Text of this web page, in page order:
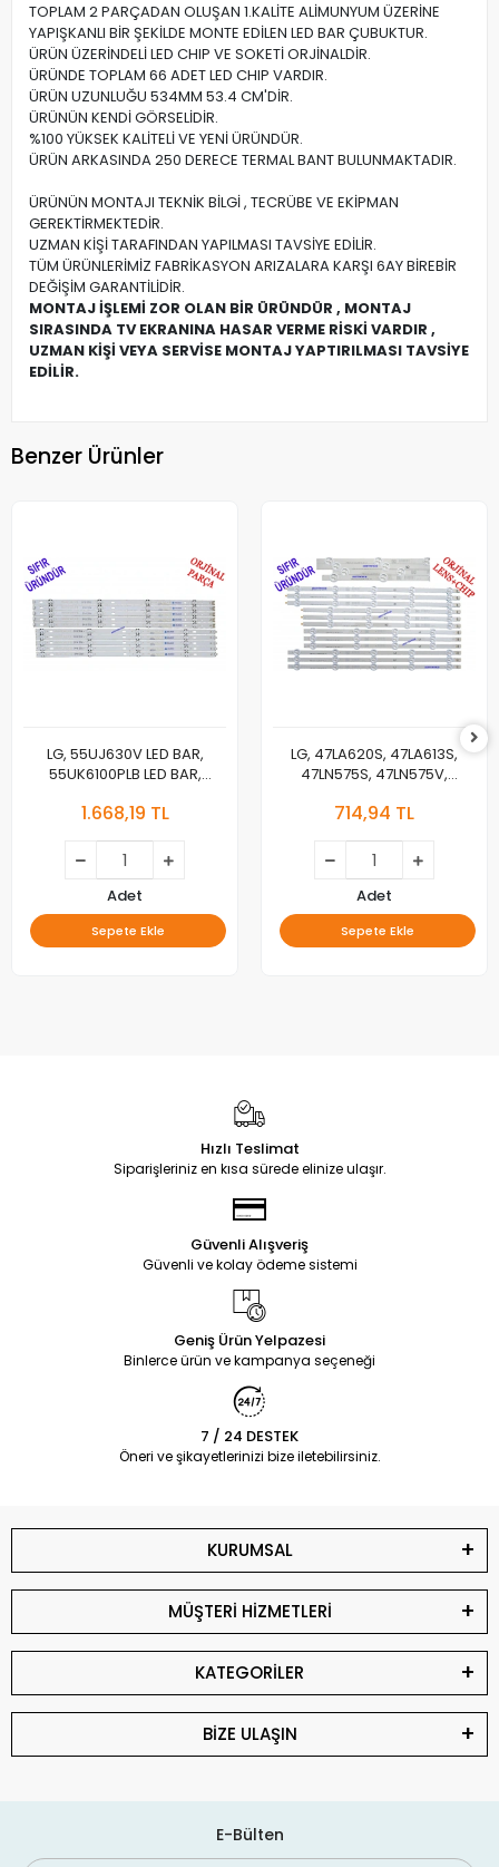
TOPLAM 2 PARÇADAN OLUŞAN 1.KALİTE ALİMUNYUM ÜZERİNE
YAPIŞKANLI BİR ŞEKİLDE MONTE EDİLEN LED BAR ÇUBUKTUR.
ÜRÜN ÜZERİNDELİ LED CHIP VE SOKETİ ORJİNALDİR.
ÜRÜNDE TOPLAM 66 ADET LED CHIP VARDIR.
ÜRÜN UZUNLUĞU 534MM 53.4 CM'DİR.
ÜRÜNÜN KENDİ GÖRSELİDİR.
%100 YÜKSEK KALİTELİ VE YENİ ÜRÜNDÜR.
ÜRÜN ARKASINDA 250 DERECE TERMAL BANT BULUNMAKTADIR.
ÜRÜNÜN MONTAJI TEKNİK BİLGİ , TECRÜBE VE EKİPMAN
GEREKTİRMEKTEDİR.
UZMAN KİŞİ TARAFINDAN YAPILMASI TAVSİYE EDİLİR.
TÜM ÜRÜNLERİMİZ FABRİKASYON ARIZALARA KARŞI 6AY BİREBİR
DEĞİŞİM GARANTİLİDİR.
MONTAJ İŞLEMİ ZOR OLAN BİR ÜRÜNDÜR , MONTAJ
SIRASINDA TV EKRANINA HASAR VERME RİSKİ VARDIR ,
UZMAN KİŞİ VEYA SERVİSE MONTAJ YAPTIRILMASI TAVSİYE
EDİLİR.
Benzer Ürünler
LG, 55UJ630V LED BAR,
55UK6100PLB LED BAR,
55LJ55_FHD_A,
55LJ55_FHD_B, LED BAR
1.668,19 TL
Adet
Sepete Ekle
LG, 47LA620S, 47LA613S,
47LN575S, 47LN575V,
BACKLIGHT, 6916L-1259A,
1261A,6916L-1262A,
LC470DUE-SFU1
714,94 TL
Adet
Sepete Ekle
Hızlı Teslimat
Siparişleriniz en kısa sürede elinize ulaşır.
Güvenli Alışveriş
Güvenli ve kolay ödeme sistemi
Geniş Ürün Yelpazesi
Binlerce ürün ve kampanya seçeneği
7 / 24 DESTEK
Öneri ve şikayetlerinizi bize iletebilirsiniz.
KURUMSAL
MÜŞTERİ HİZMETLERİ
KATEGORİLER
BİZE ULAŞIN
E-Bülten